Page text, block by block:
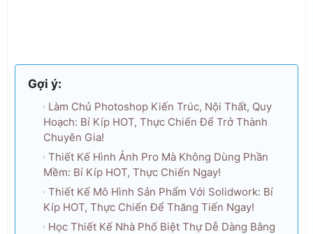
Gợi ý:
Làm Chủ Photoshop Kiến Trúc, Nội Thất, Quy
Hoạch: Bí Kíp HOT, Thực Chiến Để Trở Thành
Chuyên Gia!
Thiết Kế Hình Ảnh Pro Mà Không Dùng Phần
Mềm: Bí Kíp HOT, Thực Chiến Ngay!
Thiết Kế Mô Hình Sản Phẩm Với Solidwork: Bí
Kíp HOT, Thực Chiến Để Thăng Tiến Ngay!
Học Thiết Kế Nhà Phố Biệt Thự Dễ Dàng Bằng